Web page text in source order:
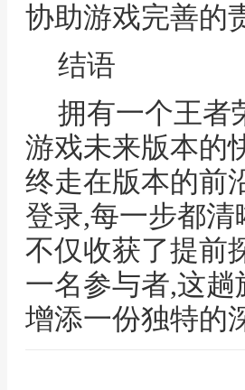
协助游戏完善的
结语
拥有一个王者
游戏未来版本的
终走在版本的前
登录,每一步都
不仅收获了提前
一名参与者,这
增添一份独特的